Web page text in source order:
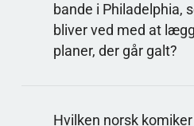
voksne mænd, der forsøger
og mister kontrollen
bande i Philadelphia,
bliver ved med at
planer, der går galt?
Philadelphia
Hvilken norsk